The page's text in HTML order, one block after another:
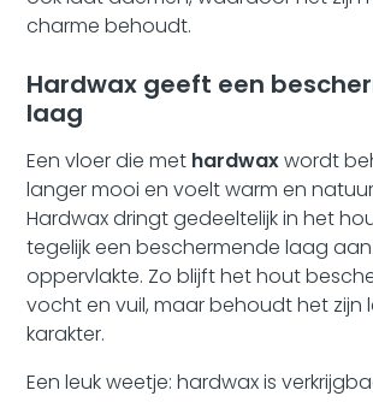
charme behoudt.
Hardwax geeft een
laag
Een vloer die met hardwaxwordt
langer mooi en voelt warm en
Hardwax dringt gedeeltelijk in het
tegelijk een beschermende laag
oppervlakte. Zo blijft het hout
vocht en vuil, maar behoudt het zijn
karakter.
Een leuk weetje: hardwax is